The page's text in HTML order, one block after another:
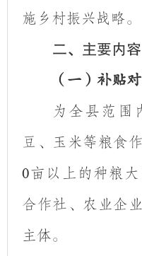
施乡村振兴战略。
二、主要内容
（一）补贴
为全县范围
豆、玉米等粮食
0亩以上的种粮
合作社、农业企
主体。